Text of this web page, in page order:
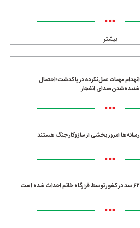
•••
بیشتر
انهدام مهمات عمل‌نکرده در پاکدشت؛ احتمال
شنیده‌شدن صدای انفجار
•••
رسانه‌ها امروز بخشی از سازوکار جنگ هستند
•••
۶۲ سد در کشور توسط قرارگاه خاتم احداث شده است
•••